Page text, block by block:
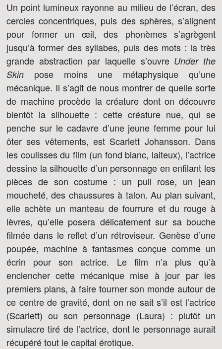
Un point lumineux rayonne au milieu de l’écran, des
cercles concentriques, puis des sphères, s’alignent
pour former un œil, des phonèmes s’agrègent
jusqu’à former des syllabes, puis des mots : la très
grande abstraction par laquelle s’ouvre Under the
Skin pose moins une métaphysique qu’une
mécanique. Il s’agit de nous montrer de quelle sorte
de machine procède la créature dont on découvre
bientôt la silhouette : cette créature nue, qui se
penche sur le cadavre d’une jeune femme pour lui
ôter ses vêtements, est Scarlett Johansson. Dans
les coulisses du film (un fond blanc, laiteux), l’actrice
dessine la silhouette d’un personnage en enfilant les
pièces de son costume : un pull rose, un jean
moucheté, des chaussures à talon. Au plan suivant,
elle achète un manteau de fourrure et du rouge à
lèvres, qu’elle posera délicatement sur sa bouche
filmée dans le reflet d’un rétroviseur. Genèse d’une
poupée, machine à fantasmes conçue comme un
écrin pour son actrice. Le film n’a plus qu’à
enclencher cette mécanique mise à jour par les
premiers plans, à faire tourner son monde autour de
ce centre de gravité, dont on ne sait s’il est l’actrice
(Scarlett) ou son personnage (Laura) : plutôt un
simulacre tiré de l’actrice, dont le personnage aurait
récupéré tout le capital érotique.